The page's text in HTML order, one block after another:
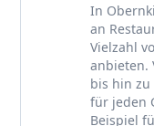
In
an
Vielzahl
anbieten.
bis hin
für jeden
Beispiel